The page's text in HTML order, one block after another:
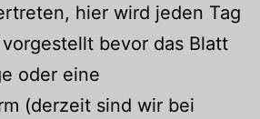
hier wird jeden Tag
bevor das Blatt
oder eine
(derzeit sind wir bei